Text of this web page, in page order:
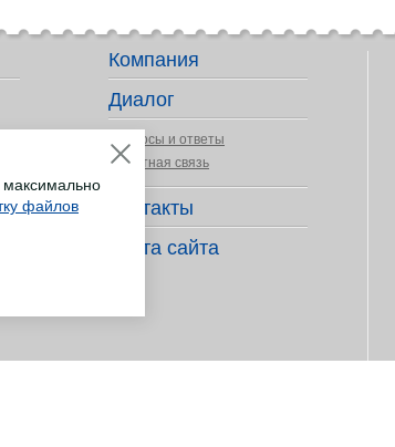
Компания
Диалог
Вопросы и ответы
Обратная связь
Контакты
Карта сайта
файлов